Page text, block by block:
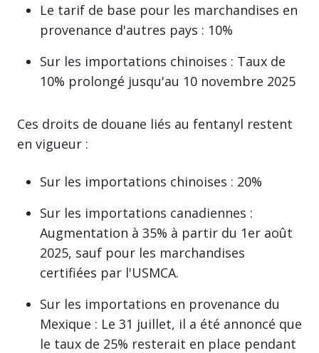
Le tarif de base pour les marchandises en
provenance d'autres pays : 10%
Sur les importations chinoises : Taux de
10% prolongé jusqu'au 10 novembre 2025
Ces droits de douane liés au fentanyl restent
en vigueur :
Sur les importations chinoises : 20%
Sur les importations canadiennes :
Augmentation à 35% à partir du 1er août
2025, sauf pour les marchandises
certifiées par l'USMCA.
Sur les importations en provenance du
Mexique : Le 31 juillet, il a été annoncé que
le taux de 25% resterait en place pendant